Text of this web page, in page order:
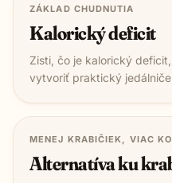
ZÁKLAD CHUDNUTIA
Kalorický deficit
Zisti, čo je kalorický
vytvoriť praktický
MENEJ KRABIČIEK, VIAC
Alternatíva ku